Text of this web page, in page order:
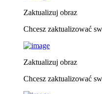
Zaktualizuj obraz
Chcesz zaktualizować
Zaktualizuj obraz
Chcesz zaktualizować